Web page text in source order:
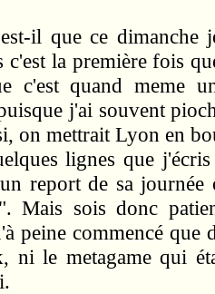
il que ce dimanche
c'est la première fois
c'est quand meme
j'ai souvent
on mettrait Lyon en
lignes que
report de sa
Mais sois donc
peine commencé que
ni le metagame qui